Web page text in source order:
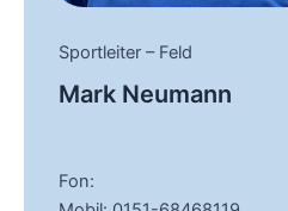
Sportleiter – Feld
Mark Neumann
Fon: